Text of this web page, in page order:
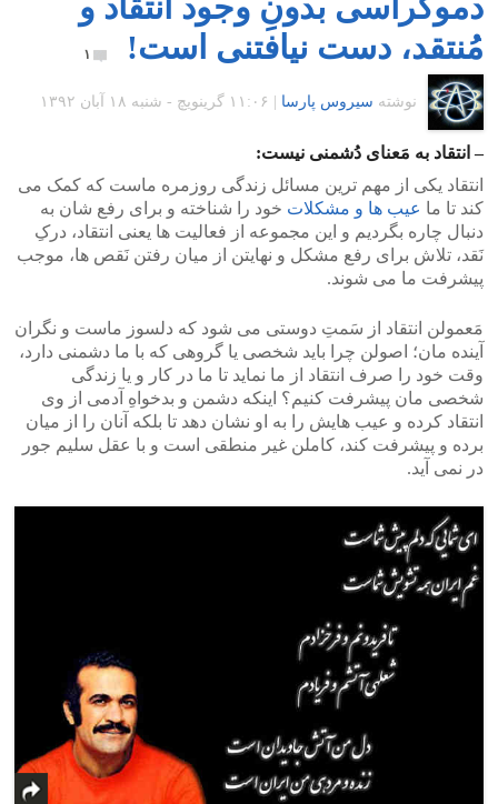
مُنتقد، دست نیافتنی است!
۱
نوشته سیروس پارسا ۱۱:۰۶ گرينويچ - شنبه ۱۸ آبان ۱۳۹۲
– انتقاد به مَعنای دُشمنی نیست:
انتقاد یکی از مهم ترین مسائل زندگی روزمره ماست که کمک می
کند تا ما عیب ها و مشکلات خود را شناخته و برای رفع شان به
دنبال چاره بگردیم و این مجموعه از فعالیت ها یعنی انتقاد، درکِ
نَقد، تلاش برای رفع مشکل و نهایتن از میان رفتن نَقص ها، موجب
پیشرفت ما می شوند.
مَعمولن انتقاد از سَمتِ دوستی می شود که دلسوز ماست و نگران
آینده مان؛ اصولن چرا باید شخصی یا گروهی که با ما دشمنی دارد،
وقت خود را صرف انتقاد از ما نماید تا ما در کار و یا زندگی
شخصی مان پیشرفت کنیم؟ اینکه دشمن و بدخواهِ آدمی از وی
انتقاد کرده و عیب هایش را به او نشان دهد تا بلکه آنان را از میان
برده و پیشرفت کند، کاملن غیر منطقی است و با عقل سلیم جور
در نمی آید.